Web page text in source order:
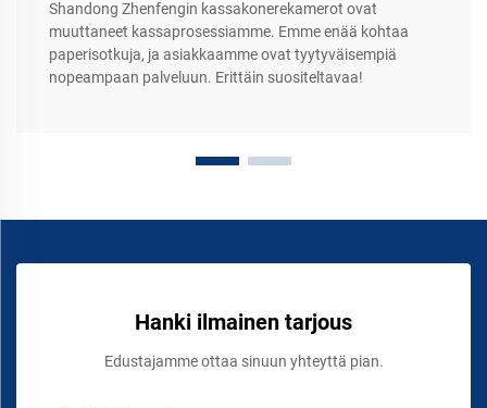
Shandong Zhenfengin kassakonerekamerot ovat
muuttaneet kassaprosessiamme. Emme enää kohtaa
paperisotkuja, ja asiakkaamme ovat tyytyväisempiä
nopeampaan palveluun. Erittäin suositeltavaa!
Hanki ilmainen tarjous
Edustajamme ottaa sinuun yhteyttä pian.